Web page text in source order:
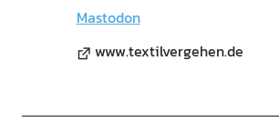
Mastodon
www.textilvergehen.de